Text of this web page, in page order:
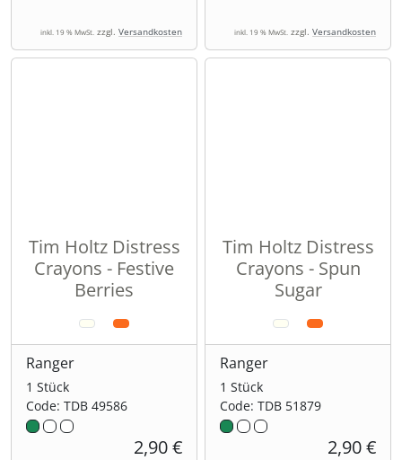
inkl. 19 % MwSt. zzgl. Versandkosten inkl. 19 % MwSt. zzgl. Versandkosten
Tim Holtz Distress
Crayons - Festive
Berries
Ranger
1 Stück
Code: TDB 49586
2,90 €
Tim Holtz Distress
Crayons - Spun
Sugar
Ranger
1 Stück
Code: TDB 51879
2,90 €